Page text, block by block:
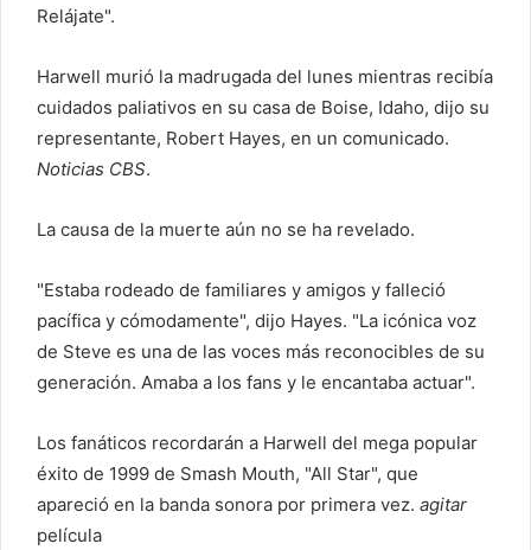
n
i
c
Relájate".
Harwell murió la madrugada del lunes mientras recibía
cuidados paliativos en su casa de Boise, Idaho, dijo su
representante, Robert Hayes, en un comunicado.
Noticias CBS.
La causa de la muerte aún no se ha revelado.
"Estaba rodeado de familiares y amigos y falleció
pacífica y cómodamente", dijo Hayes. "La icónica voz
de Steve es una de las voces más reconocibles de su
generación. Amaba a los fans y le encantaba actuar".
Los fanáticos recordarán a Harwell del mega popular
éxito de 1999 de Smash Mouth, "All Star", que
apareció en la banda sonora por primera vez. agitar
película